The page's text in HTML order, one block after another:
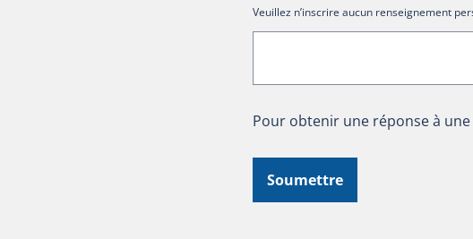
Veuillez n’inscrire aucun renseignement
Pour obtenir une réponse à
Soumettre